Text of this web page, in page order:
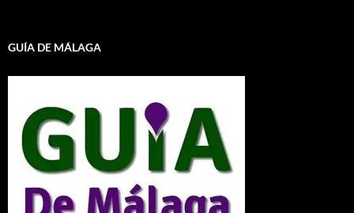
GUÍA DE MÁLAGA